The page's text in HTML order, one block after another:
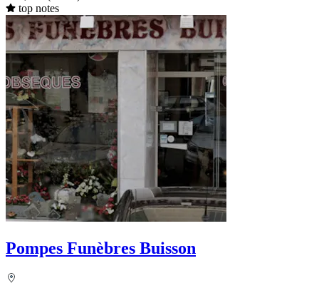
top notes
Pompes Funèbres Buisson